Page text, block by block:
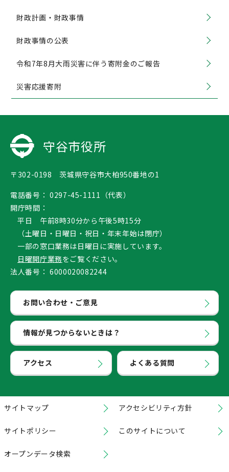
財政計画・財政事情
財政事情の公表
令和7年8月大雨災害に伴う寄附金のご報告
災害応援寄附
守谷市役所
〒302-0198 茨城県守谷市大柏950番地の1
電話番号： 0297-45-1111（代表）
開庁時間：
平日 午前8時30分から午後5時15分
（土曜日・日曜日・祝日・年末年始は閉庁）
一部の窓口業務は日曜日に実施しています。
日曜開庁業務をご覧ください。
法人番号： 6000020082244
お問い合わせ・ご意見
情報が見つからないときは？
アクセス よくある質問
サイトマップ アクセシビリティ方針
サイトポリシー このサイトについて
オープンデータ検索